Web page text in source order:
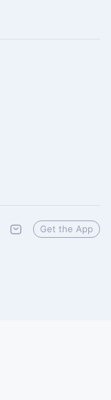
Get the App